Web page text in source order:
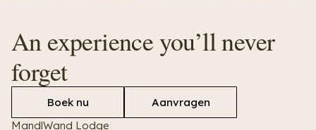
An experience you’ll never
forget
Boek nu
Aanvragen
MandlWand Lodge